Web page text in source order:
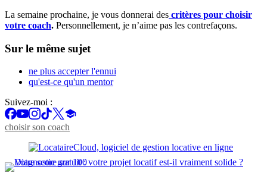
La semaine prochaine, je vous donnerai des critères pour choisir
votre coach. Personnellement, je n’aime pas les contrefaçons.
Sur le même sujet
ne plus accepter l'ennui
qu'est-ce qu'un mentor
Suivez-moi :
choisir son coach